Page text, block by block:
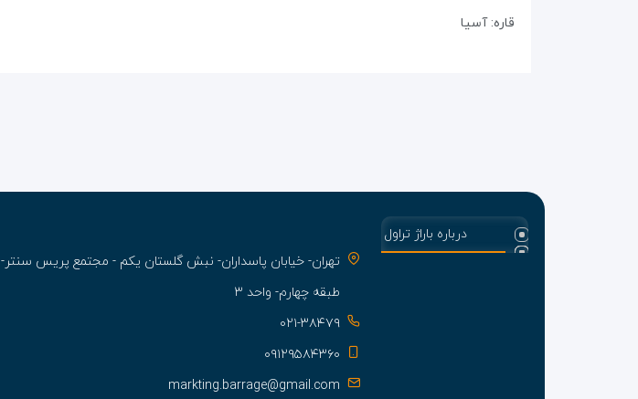
قاره: آسیا
درباره باراژ تراول
تهران- خیابان پاسداران- نبش گلستان یکم - مجتمع پریس سنتر-
طبقه چهارم- واحد ۳
۰۲۱-۳۸۴۷۹
۰۹۱۲۹۵۸۴۳۶۰
markting.barrage@gmail.com